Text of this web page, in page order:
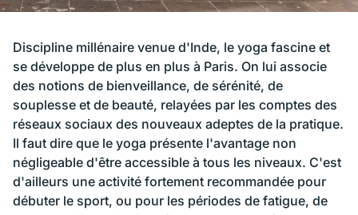
Discipline millénaire venue d'Inde, le yoga fascine et
se développe de plus en plus à Paris. On lui associe
des notions de bienveillance, de sérénité, de
souplesse et de beauté, relayées par les comptes des
réseaux sociaux des nouveaux adeptes de la pratique.
Il faut dire que le yoga présente l'avantage non
négligeable d'être accessible à tous les niveaux. C'est
d'ailleurs une activité fortement recommandée pour
débuter le sport, ou pour les périodes de fatigue, de